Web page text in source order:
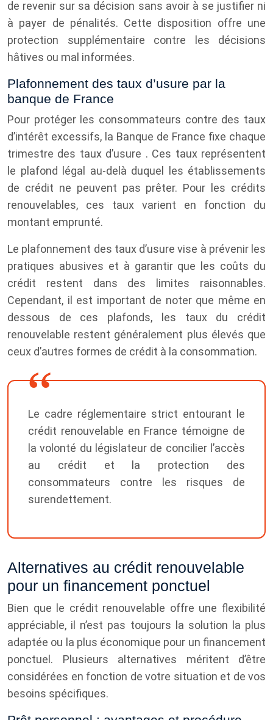
de revenir sur sa décision sans avoir à se justifier ni
à payer de pénalités. Cette disposition offre une
protection supplémentaire contre les décisions
hâtives ou mal informées.
Plafonnement des taux d’usure par la
banque de France
Pour protéger les consommateurs contre des taux
d’intérêt excessifs, la Banque de France fixe chaque
trimestre des taux d’usure . Ces taux représentent
le plafond légal au-delà duquel les établissements
de crédit ne peuvent pas prêter. Pour les crédits
renouvelables, ces taux varient en fonction du
montant emprunté.
Le plafonnement des taux d’usure vise à prévenir les
pratiques abusives et à garantir que les coûts du
crédit restent dans des limites raisonnables.
Cependant, il est important de noter que même en
dessous de ces plafonds, les taux du crédit
renouvelable restent généralement plus élevés que
ceux d’autres formes de crédit à la consommation.
Le cadre réglementaire strict entourant le
crédit renouvelable en France témoigne de
la volonté du législateur de concilier l’accès
au crédit et la protection des
consommateurs contre les risques de
surendettement.
Alternatives au crédit renouvelable
pour un financement ponctuel
Bien que le crédit renouvelable offre une flexibilité
appréciable, il n’est pas toujours la solution la plus
adaptée ou la plus économique pour un financement
ponctuel. Plusieurs alternatives méritent d’être
considérées en fonction de votre situation et de vos
besoins spécifiques.